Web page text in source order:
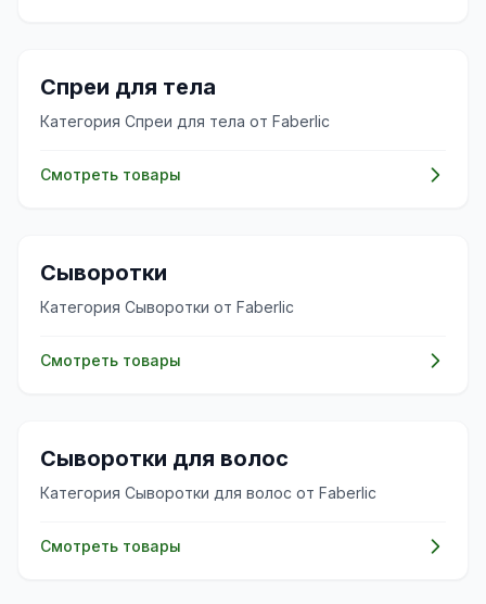
✨
Спреи для тела
Категория Спреи для тела от Faberlic
Смотреть товары
✨
Сыворотки
Категория Сыворотки от Faberlic
Смотреть товары
💇‍♀️
Сыворотки для волос
Категория Сыворотки для волос от Faberlic
Смотреть товары